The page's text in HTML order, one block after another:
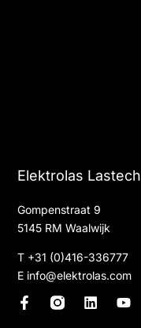
Elektrolas
Gompenstraat 9
5145 RM Waalwijk
T +31 (0)416-336777
E info@elektrolas.com
F
L
Y